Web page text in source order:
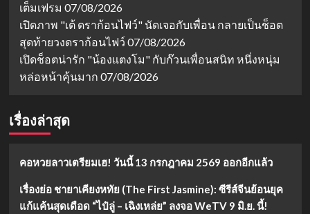
รุ่ง
ใหม่
แห่ง
วงการ
รีส์
เต็มเฟรม 07/08/2026
เปิดภาพ "เต้ ดราก้อนไฟว์" นัดเจอกับเพื่อน กลายเป็นช็อต
สุดท้ายวงดราก้อนไฟว์ 07/08/2026
เปิดช็อตน่ารัก "น้องแตงโม" กับก๊วนเพื่อนสนิท หนึ่งหนุ่ม
หล่อหน้าคุ้นมาก 07/08/2026
เรื่องล่าสุด
คอหวยลาวเตรียมเฮ! วันนี้ 13 กรกฎาคม 2569 ออกอีกแล้ว
เรื่องย่อ ชายาเคียงหทัย (The First Jasmine): ซีรีส์จีนย้อนยุค
แก้แค้นสุดเดือด “ไป๋ลู่ – เฉิงเหล่ย” ลงจอ WeTV 9 มิ.ย. นี้!